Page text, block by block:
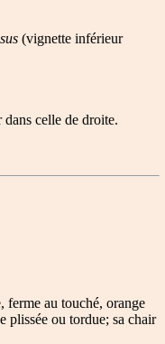
(vignette inférieur
celle de droite.
ferme au touché, orange
plissée ou tordue; sa chair